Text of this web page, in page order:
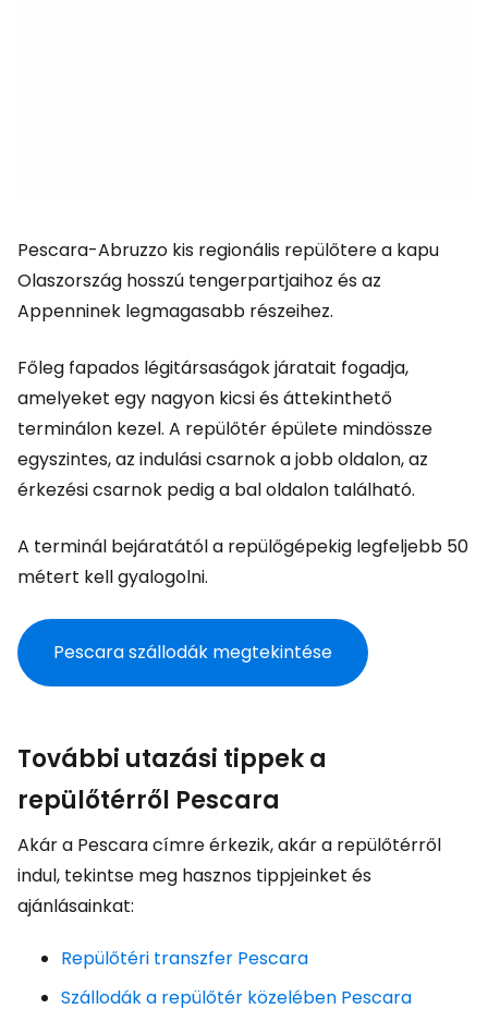
Pescara-Abruzzo kis regionális repülőtere a kapu
Olaszország hosszú tengerpartjaihoz és az
Appenninek legmagasabb részeihez.
Főleg fapados légitársaságok járatait fogadja,
amelyeket egy nagyon kicsi és áttekinthető
terminálon kezel. A repülőtér épülete mindössze
egyszintes, az indulási csarnok a jobb oldalon, az
érkezési csarnok pedig a bal oldalon található.
A terminál bejáratától a repülőgépekig legfeljebb 50
métert kell gyalogolni.
Pescara szállodák megtekintése
További utazási tippek a
repülőtérről Pescara
Akár a Pescara címre érkezik, akár a repülőtérről
indul, tekintse meg hasznos tippjeinket és
ajánlásainkat:
Repülőtéri transzfer Pescara
Szállodák a repülőtér közelében Pescara